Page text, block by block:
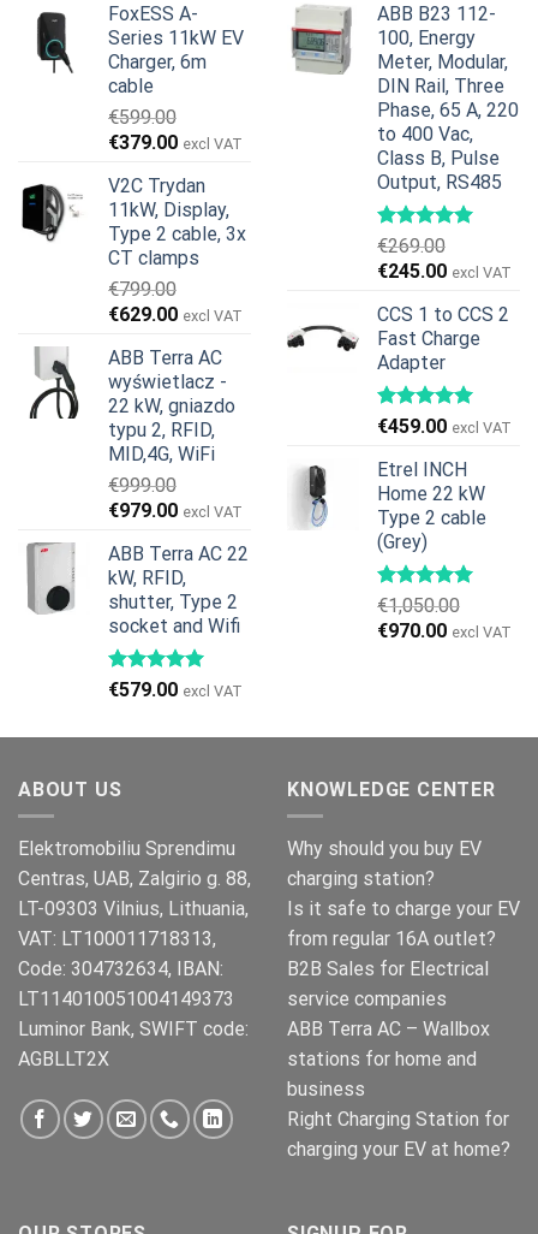
FoxESS A-
Series 11kW EV
Charger, 6m
cable
€599.00
Pierwotna
wynosiła:
€599.00.
€379.00Aktualna
wynosi:
€379.00.
excl VAT
V2C Trydan
11kW, Display,
Type 2 cable, 3x
CT clamps
€799.00
Pierwotna
wynosiła:
€799.00.
€629.00Aktualna
wynosi:
€629.00.
excl VAT
ABB Terra AC
wyświetlacz -
22 kW, gniazdo
typu 2, RFID,
MID,4G, WiFi
€999.00
Pierwotna
wynosiła:
€999.00.
€979.00Aktualna
wynosi:
€979.00.
excl VAT
ABB Terra AC 22
kW, RFID,
shutter, Type 2
socket and Wifi
€579.00 excl VAT
ABB B23 112-
100, Energy
Meter, Modular,
DIN Rail, Three
Phase, 65 A, 220
to 400 Vac,
Class B, Pulse
Output, RS485
€269.00
Pierwotna
wynosiła:
€269.00.
€245.00Aktualna
wynosi:
€245.00.
excl VAT
CCS 1 to CCS 2
Fast Charge
Adapter
€459.00 excl VAT
Etrel INCH
Home 22 kW
Type 2 cable
(Grey)
€1,050.00
Pierwotna
€970.00Aktualna
excl VAT
ABOUT US
Elektromobiliu Sprendimu
Centras, UAB, Zalgirio g. 88,
LT-09303 Vilnius, Lithuania,
VAT: LT100011718313,
Code: 304732634, IBAN:
LT114010051004149373
Luminor Bank, SWIFT code:
AGBLLT2X
KNOWLEDGE CENTER
Why should you buy EV
charging station?
Is it safe to charge your EV
from regular 16A outlet?
B2B Sales for Electrical
service companies
ABB Terra AC – Wallbox
stations for home and
business
Right Charging Station for
charging your EV at home?